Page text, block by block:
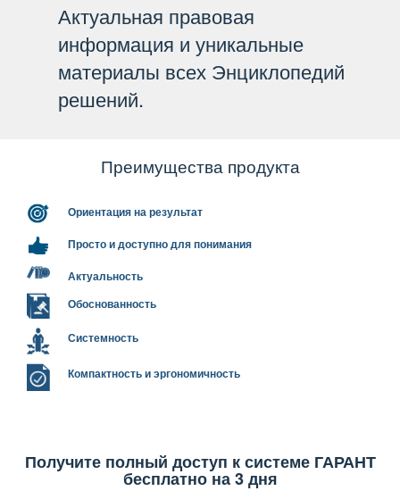
Актуальная правовая
информация и уникальные
материалы всех Энциклопедий
решений.
Преимущества продукта
Ориентация на результат
Просто и доступно для понимания
Актуальность
Обоснованность
Системность
Компактность и эргономичность
Получите полный доступ к системе ГАРАНТ
есплатно на 3 дня